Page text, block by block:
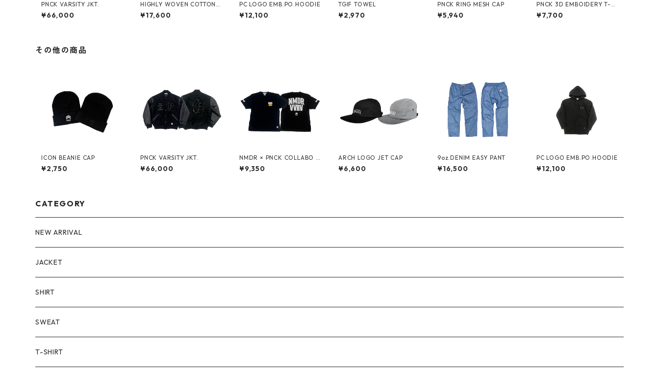
PNCK VARSITY JKT.
¥66,000
HIGHLY WOVEN COTTON J
ERSEY CREW NECK SWT.S
HIRT
¥17,600
PC LOGO EMB.PO.HOODIE
¥12,100
TGIF TOWEL
¥2,970
PNCK RING MESH CAP
¥5,940
PNCK 3D EMBOIDERY T-S
HIRT
¥7,700
その他の商品
ICON BEANIE CAP
¥2,750
PNCK VARSITY JKT.
¥66,000
NMDR × PNCK COLLABO T
-SHIRT
¥9,350
ARCH LOGO JET CAP
¥6,600
9oz.DENIM EASY PANT
¥16,500
PC LOGO EMB.PO.HOODIE
¥12,100
CATEGORY
NEW ARRIVAL
JACKET
SHIRT
SWEAT
T-SHIRT